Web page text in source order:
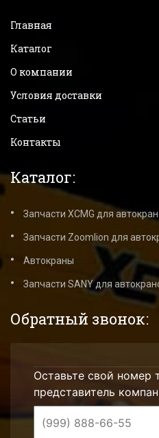
Главная
Каталог
О компании
Условия доставки
Статьи
Контакты
Каталог:
Запчасти XCMG для
Запчасти Zoomlion для
Автокраны
Запчасти SANY для
Обратный звонок:
Оставьте свой номер
представитель